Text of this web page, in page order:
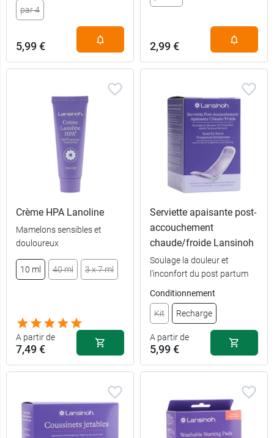
par 4
5,99 € 2,99 €
Crème HPA Lanoline
Mamelons sensibles et
douloureux
10 ml 40 ml 3 x 7 ml
A partir de
7,49 €
Serviette apaisante post-
accouchement
chaude/froide Lansinoh
Soulage la douleur et
l'inconfort du post partum
Conditionnement
Kit Recharge
A partir de
5,99 €